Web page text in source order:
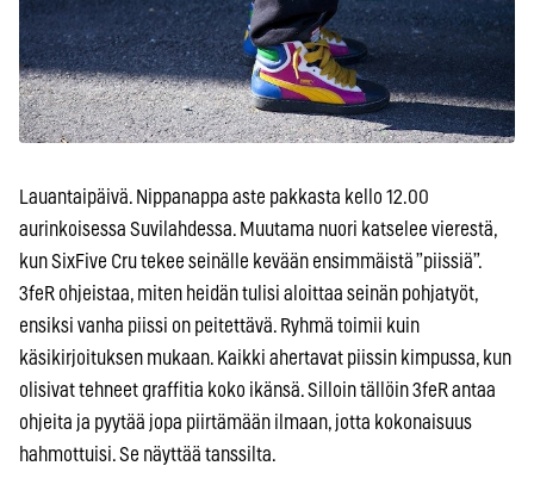
Lauantaipäivä. Nippanappa aste pakkasta kello 12.00
aurinkoisessa Suvilahdessa. Muutama nuori katselee vierestä,
kun SixFive Cru tekee seinälle kevään ensimmäistä ”piissiä”.
3feR ohjeistaa, miten heidän tulisi aloittaa seinän pohjatyöt,
ensiksi vanha piissi on peitettävä. Ryhmä toimii kuin
käsikirjoituksen mukaan. Kaikki ahertavat piissin kimpussa, kun
olisivat tehneet graffitia koko ikänsä. Silloin tällöin 3feR antaa
ohjeita ja pyytää jopa piirtämään ilmaan, jotta kokonaisuus
hahmottuisi. Se näyttää tanssilta.